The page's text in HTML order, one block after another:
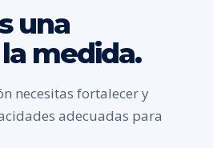
una
medida.
necesitas fortalecer y
adecuadas para